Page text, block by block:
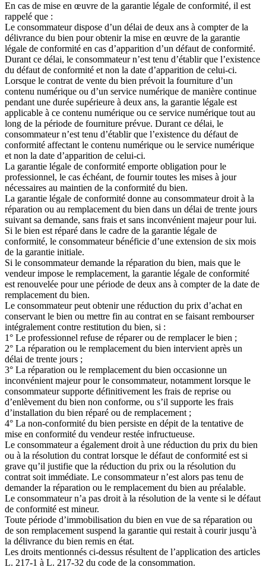
En cas de mise en œuvre de la garantie légale de conformité, il est
rappelé que :
Le consommateur dispose d’un délai de deux ans à compter de la
délivrance du bien pour obtenir la mise en œuvre de la garantie
légale de conformité en cas d’apparition d’un défaut de conformité.
Durant ce délai, le consommateur n’est tenu d’établir que l’existence
du défaut de conformité et non la date d’apparition de celui-ci.
Lorsque le contrat de vente du bien prévoit la fourniture d’un
contenu numérique ou d’un service numérique de manière continue
pendant une durée supérieure à deux ans, la garantie légale est
applicable à ce contenu numérique ou ce service numérique tout au
long de la période de fourniture prévue. Durant ce délai, le
consommateur n’est tenu d’établir que l’existence du défaut de
conformité affectant le contenu numérique ou le service numérique
et non la date d’apparition de celui-ci.
La garantie légale de conformité emporte obligation pour le
professionnel, le cas échéant, de fournir toutes les mises à jour
nécessaires au maintien de la conformité du bien.
La garantie légale de conformité donne au consommateur droit à la
réparation ou au remplacement du bien dans un délai de trente jours
suivant sa demande, sans frais et sans inconvénient majeur pour lui.
Si le bien est réparé dans le cadre de la garantie légale de
conformité, le consommateur bénéficie d’une extension de six mois
de la garantie initiale.
Si le consommateur demande la réparation du bien, mais que le
vendeur impose le remplacement, la garantie légale de conformité
est renouvelée pour une période de deux ans à compter de la date de
remplacement du bien.
Le consommateur peut obtenir une réduction du prix d’achat en
conservant le bien ou mettre fin au contrat en se faisant rembourser
intégralement contre restitution du bien, si :
1° Le professionnel refuse de réparer ou de remplacer le bien ;
2° La réparation ou le remplacement du bien intervient après un
délai de trente jours ;
3° La réparation ou le remplacement du bien occasionne un
inconvénient majeur pour le consommateur, notamment lorsque le
consommateur supporte définitivement les frais de reprise ou
d’enlèvement du bien non conforme, ou s’il supporte les frais
d’installation du bien réparé ou de remplacement ;
4° La non-conformité du bien persiste en dépit de la tentative de
mise en conformité du vendeur restée infructueuse.
Le consommateur a également droit à une réduction du prix du bien
ou à la résolution du contrat lorsque le défaut de conformité est si
grave qu’il justifie que la réduction du prix ou la résolution du
contrat soit immédiate. Le consommateur n’est alors pas tenu de
demander la réparation ou le remplacement du bien au préalable.
Le consommateur n’a pas droit à la résolution de la vente si le défaut
de conformité est mineur.
Toute période d’immobilisation du bien en vue de sa réparation ou
de son remplacement suspend la garantie qui restait à courir jusqu’à
la délivrance du bien remis en état.
Les droits mentionnés ci-dessus résultent de l’application des articles
L. 217-1 à L. 217-32 du code de la consommation.